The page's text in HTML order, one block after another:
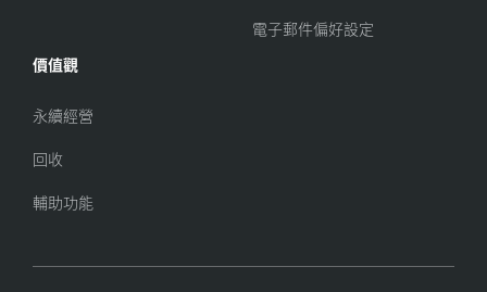
價值觀
永續經營
回收
輔助功能
電子郵件偏好設定